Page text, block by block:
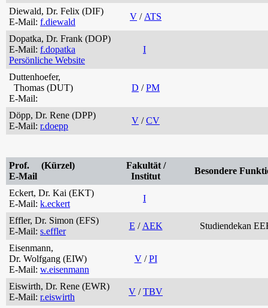
Diewald, Dr. Felix (DIF)
E-Mail: f.diewald
V / ATS
Dopatka, Dr. Frank (DOP)
E-Mail: f.dopatka
Persönliche Website
I
Duttenhoefer,
Thomas (DUT)
E-Mail:
D /PM
Döpp, Dr. Rene (DPP)
E-Mail: r.doepp
V /CV
Prof. (Kürzel)
E-Mail
Fakultät /
Institut
Besondere
Eckert, Dr. Kai (EKT)
E-Mail: k.eckert
I
Effler, Dr. Simon (EFS)
E-Mail: s.effler
E / AEK Studiendekan
Eisenmann,
Dr. Wolfgang (EIW)
E-Mail: w.eisenmann
V/PI
Eiswirth, Dr. Rene (EWR)
E-Mail: r.eiswirth
V /TBV